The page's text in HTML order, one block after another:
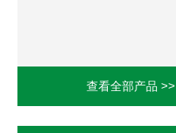
查看全部产品 >>